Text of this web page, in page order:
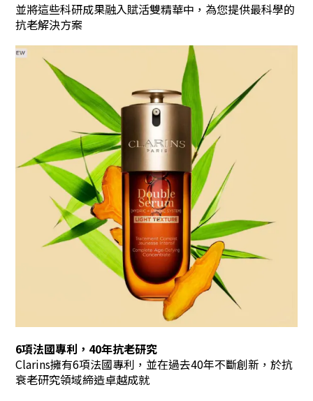
並將這些科研成果融入賦活雙精華中，為您提供最科學的
抗老解決方案
6項法國專利，40年抗老研究
Clarins擁有6項法國專利，並在過去40年不斷創新，於抗
衰老研究領域締造卓越成就